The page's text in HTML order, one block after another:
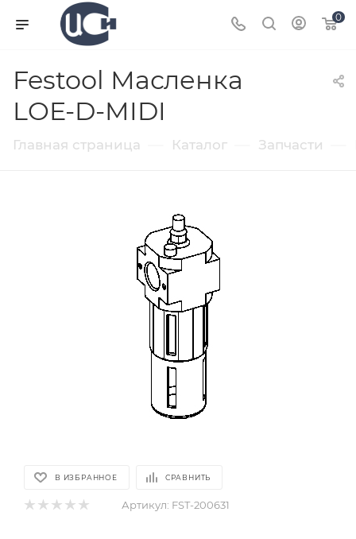
0
Festool Масленка
LOE-D-MIDI
Главная страница Каталог Запчасти
В ИЗБРАННОЕ СРАВНИТЬ
Артикул: FST-200631